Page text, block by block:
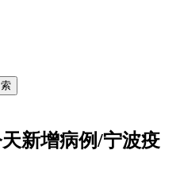
新增病例/宁波疫